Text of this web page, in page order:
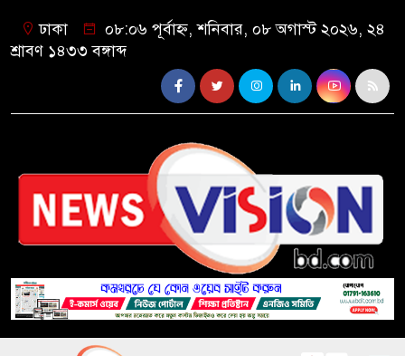
ঢাকা
০৮:০৬ পূর্বাহ্ন, শনিবার, ০৮ অগাস্ট ২০২৬, ২৪
শ্রাবণ ১৪৩৩ বঙ্গাব্দ